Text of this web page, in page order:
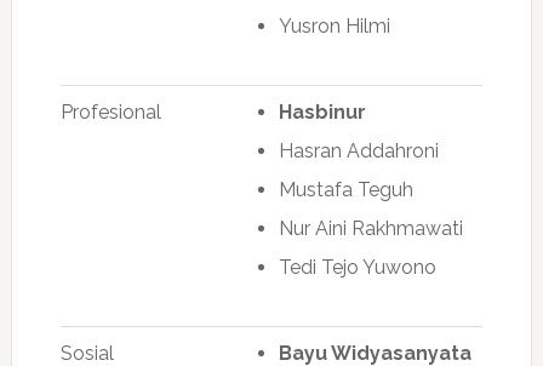
Yusron Hilmi
Profesional
Hasbinur
Hasran Addahroni
Mustafa Teguh
Nur Aini Rakhmawati
Tedi Tejo Yuwono
Sosial
Bayu Widyasanyata